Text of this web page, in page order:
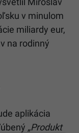
v minulom
miliardy eur,
na rodinný
aplikácia
„Produkt